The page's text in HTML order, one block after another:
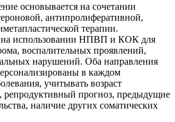
основывается на сочетании
антипролиферативной,
терапии.
использовании НПВП и КОК для
воспалительных проявлений,
нарушений. Оба направления
в каждом
учитывать возраст
прогноз, предыдущие
наличие других соматических